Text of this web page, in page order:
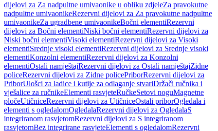
dijelovi za Za nadpultne umivaonike u obliku zdjeleZa pravokutne
nadpultne umivaonikeRezervni dijelovi za Za pravokutne nadpultne
umivaonikeZa ugradbene umivaonikeBočni elementiRezervni
dijelovi za Bočni elementiNiski bočni elementiRezervni dijelovi za
Niski bočni elementiVisoki elementiRezervni dijelovi za Visoki
elementiSrednje visoki elementiRezervni dijelovi za Srednje visoki
elementiKonzolni elementiRezervni dijelovi za Konzolni
elementiOstali namještajRezervni dijelovi za Ostali namještajZidne
policeRezervni dijelovi za Zidne policePriborRezervni dijelovi za
PriborUlošci za ladice i kutije za odlaganje stvariDržači ručnika i
vješalice za ručnikeElementi rasvjeteRučkeSetovi noguMagnetne
pločeUtičniceRezervni dijelovi za UtičniceOstali priborOgledala i
elementi s ogledalomOgledalaRezervni dijelovi za OgledalaS
integriranom rasvjetomRezervni dijelovi za S integriranom
rasvjetomBez integrirane rasvjeteElementi s ogledalomRezervni